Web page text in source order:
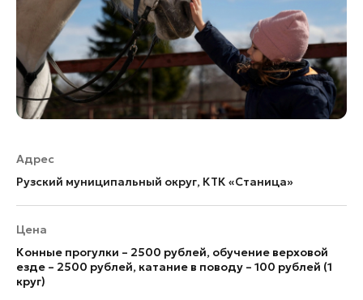
Адрес
Рузский муниципальный округ, КТК «Станица»
Цена
Конные прогулки – 2500 рублей, обучение верховой
езде – 2500 рублей, катание в поводу – 100 рублей (1
круг)